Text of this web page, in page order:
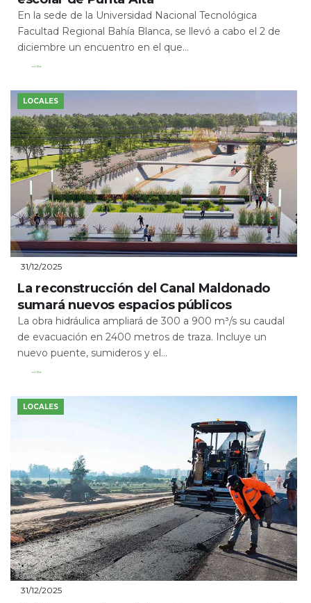
En la sede de la Universidad Nacional Tecnológica
Facultad Regional Bahía Blanca, se llevó a cabo el 2 de
diciembre un encuentro en el que...
Leer Más
LOCALES
31/12/2025
La reconstrucción del Canal Maldonado
sumará nuevos espacios públicos
La obra hidráulica ampliará de 300 a 900 m³/s su caudal
de evacuación en 2400 metros de traza. Incluye un
nuevo puente, sumideros y el...
Leer Más
LOCALES
31/12/2025